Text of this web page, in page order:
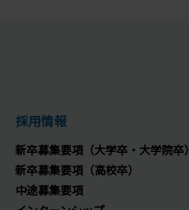
採用情報
新卒募集要項（大学卒・大学院卒）
新卒募集要項（高校卒）
中途募集要項